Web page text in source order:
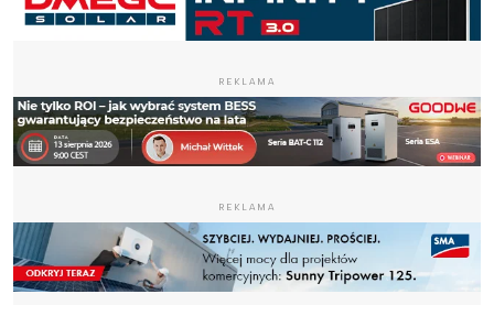
REKLAMA
REKLAMA